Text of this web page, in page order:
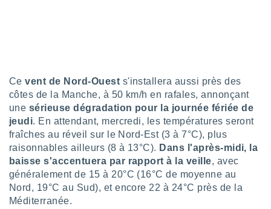
des
notre
le
en
le
Cevent de Nord-Ouest s'installera aussi près des
côtes de la Manche, à 50 km/h en rafales, annonçant
une sérieuse dégradation pour la journée fériée de
jeudi. En attendant, mercredi, les températures seront
fraîches au réveil sur le Nord-Est (3 à 7°C), plus
raisonnables ailleurs (8 à 13°C). Dans l'après-midi, la
baisse s'accentuera par rapport à la veille, avec
généralement de 15 à 20°C (16°C de moyenne au
Nord, 19°C au Sud), et encore 22 à 24°C près de la
Méditerranée.